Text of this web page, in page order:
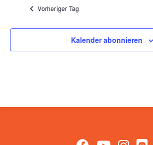
Vorheriger Tag
Kalender abonnieren